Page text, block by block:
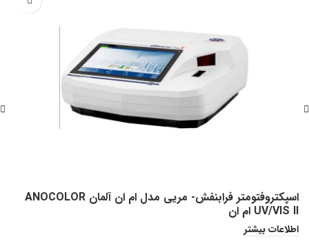
اسپکتروفتومتر فرابنفش- مریی مدل ام ان آلمان ANOCOLOR
UV/VIS II ام ان
اطلاعات بیشتر